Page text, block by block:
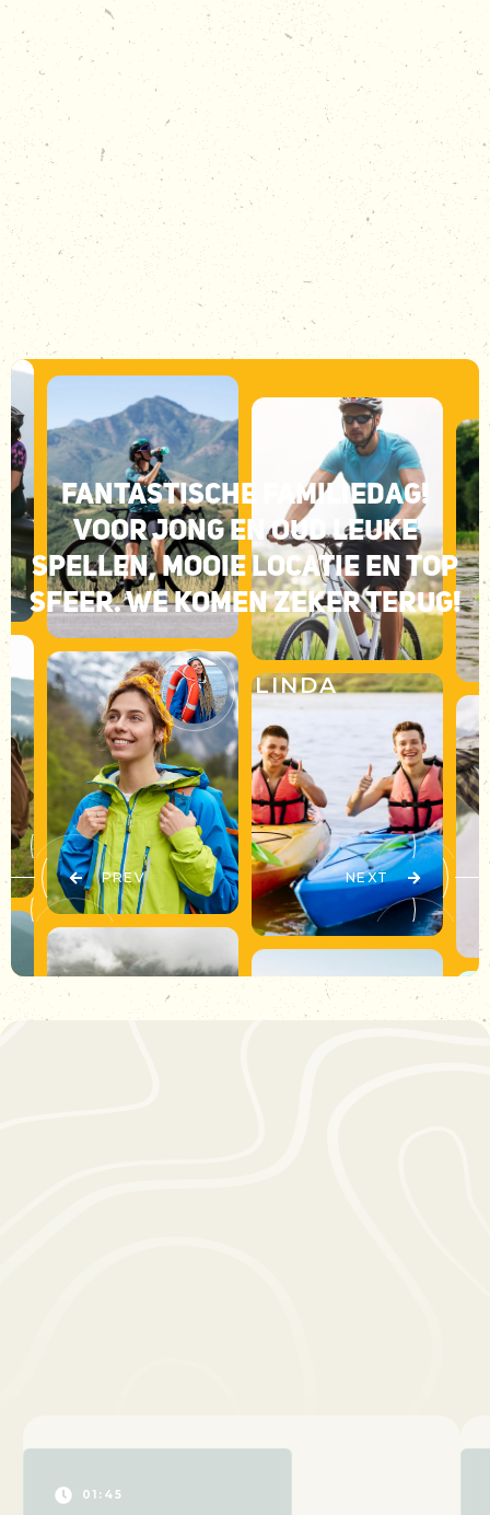
BEKIJK ALLE MOGELIJKHEDEN
FANTASTISCHE FAMILIEDAG!
VOOR JONG EN OUD LEUKE
SPELLEN, MOOIE LOCATIE EN TOP
SFEER. WE KOMEN ZEKER TERUG!
LINDA
PREV NEXT
 01:45